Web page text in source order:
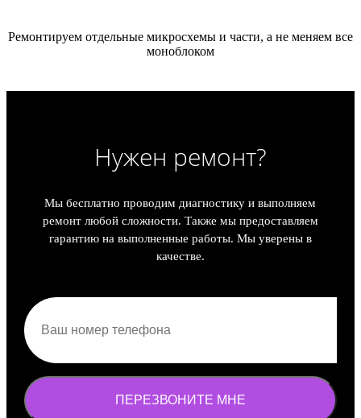
Ремонтируем отдельные микросхемы и части, а не меняем все
моноблоком
Нужен ремонт?
Мы бесплатно проводим диагностику и выполняем
ремонт любой сложности. Также мы предоставляем
гарантию на выполненные работы. Мы уверены в
качестве.